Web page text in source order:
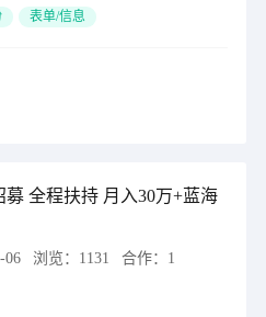
表单/信息
募 全程扶持 月入30万+蓝海
06 浏览： 1131 合作： 1